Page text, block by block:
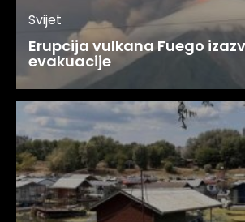
Svijet
Erupcija vulkana Fuego
evakuacije